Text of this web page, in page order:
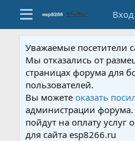
Вход
Уважаемые посетители
Мы отказались от
страницах форума для
пользователей.
Вы можетеоказать
администрации форума.
пойдут на оплату услуг
для сайта esp8266.ru